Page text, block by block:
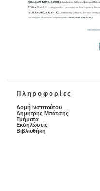
Πληροφορίες
Δομή Ινστιτούτου
Δημήτρης Μπάτσης
Τμήματα
Εκδηλώσεις
Βιβλιοθήκη